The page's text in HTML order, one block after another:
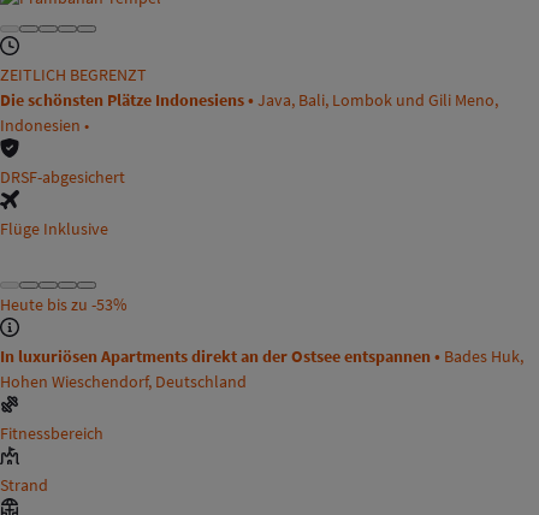
ZEITLICH BEGRENZT
Die schönsten Plätze Indonesiens • Java, Bali, Lombok und Gili Meno,
Indonesien •
DRSF-abgesichert
Flüge Inklusive
Heute bis zu -53%
In luxuriösen Apartments direkt an der Ostsee entspannen • Bades Huk,
Hohen Wieschendorf, Deutschland
Fitnessbereich
Strand